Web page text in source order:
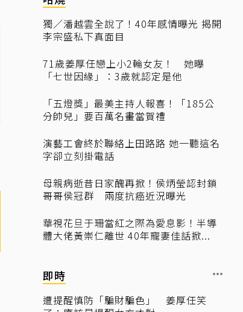
獨／潘越雲全說了！40年感情曝光 揭開
李宗盛私下真面目
71歲姜厚任戀上小2輪女友！ 她曝
「七世因緣」：3歲就認定是他
「五燈獎」最美主持人報喜！「185公
分帥兒」要百萬名畫當賀禮
演藝工會終於聯絡上田路路 她一聽這名
字卻立刻掛電話
母親病逝昔日家醜再掀！侯炳瑩認封鎖
哥哥侯冠群 兩度抗癌近況曝光
華視花旦于珊當紅之際為愛息影！半導
體大佬黃崇仁離世 40年寵妻佳話掀...
即時
遭提醒慎防「騙財騙色」 姜厚任笑